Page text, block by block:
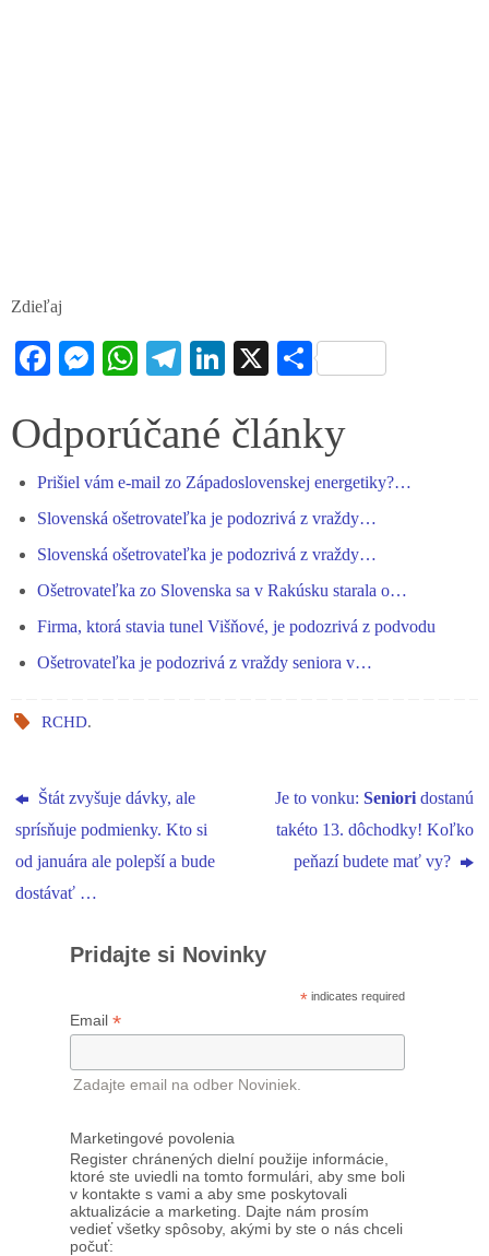
Zdieľaj
Fa
bo
ok
M
se
er
W
ts
pp
Te
gr
m
Li
ed
X S
re
Odporúčané články
Prišiel vám e-mail zo Západoslovenskej energetiky?…
Slovenská ošetrovateľka je podozrivá z vraždy…
Slovenská ošetrovateľka je podozrivá z vraždy…
Ošetrovateľka zo Slovenska sa v Rakúsku starala o…
Firma, ktorá stavia tunel Višňové, je podozrivá z podvodu
Ošetrovateľka je podozrivá z vraždy seniora v…
RCHD.
Štát zvyšuje dávky, ale
sprísňuje podmienky. Kto si
od januára ale polepší a bude
dostávať …
Je to vonku: Senioridostanú
takéto 13. dôchodky! Koľko
peňazí budete mať vy?
Pridajte si Novinky
* indicates required
Email *
Zadajte email na odber Noviniek.
Marketingové povolenia
Register chránených dielní použije informácie,
ktoré ste uviedli na tomto formulári, aby sme boli
v kontakte s vami a aby sme poskytovali
aktualizácie a marketing. Dajte nám prosím
vedieť všetky spôsoby, akými by ste o nás chceli
počuť: